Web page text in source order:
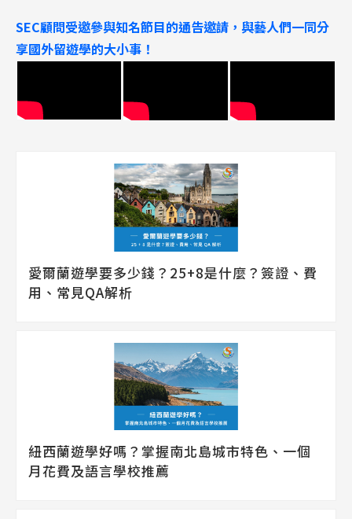
SEC顧問受邀參與知名節目的通告邀請，與藝人們一同分
享國外留遊學的大小事！
愛爾蘭遊學要多少錢？25+8是什麼？簽證、費
用、常見QA解析
紐西蘭遊學好嗎？掌握南北島城市特色、一個
月花費及語言學校推薦